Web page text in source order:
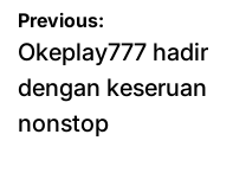
Post
navigation
Previous:
Okeplay777 hadir
dengan keseruan
nonstop